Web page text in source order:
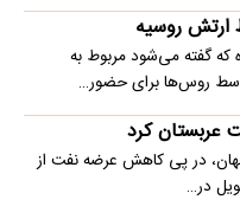
ارتش روسیه
گفته می‌شود مربوط به
روس‌ها برای حضور…
عربستان کرد
در پی کاهش عرضه نفت از
در…